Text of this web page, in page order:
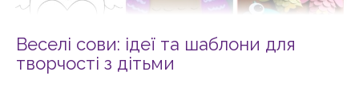
Веселі сови: ідеї та шаблони для
творчості з дітьми